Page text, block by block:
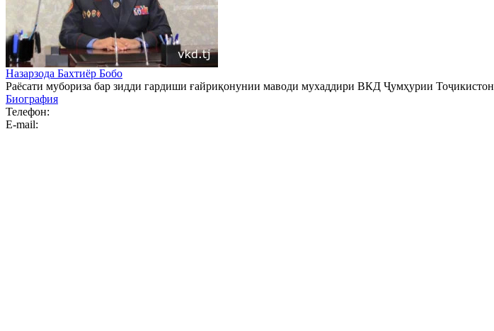
Назарзода Бахтиёр Бобо
Раёсати мубориза бар зидди гардиши ғайриқонунии маводи мухаддири ВКД Ҷумҳурии Тоҷикистон
Биография
Телефон:
E-mail: